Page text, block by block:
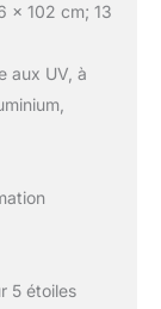
x 102 cm; 13
aux UV, à
5 étoiles